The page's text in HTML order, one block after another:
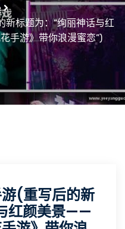
新标题为：“绚丽神话与红
手游》带你浪漫蜜恋”)
(重写后的新
红颜美景——